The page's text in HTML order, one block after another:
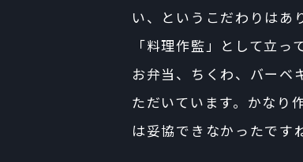
い、というこだわりはあ
「料理作監」として立っ
お弁当、ちくわ、バーベ
ただいています。かなり
は妥協できなかったです